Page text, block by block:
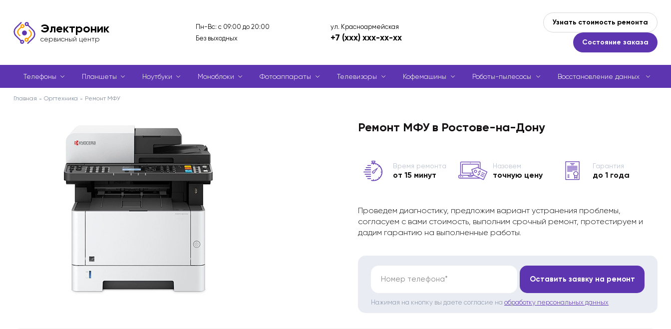
Электроник
сервисный центр
Пн-Вс: с 09:00 до 20:00
Без выходных
ул. Красноармейская
+7 (xxx) xxx-xx-xx
Узнать стоимость ремонта
Состояние заказа
Телефоны Планшеты Ноутбуки Моноблоки Фотоаппараты Телевизоры Кофемашины Роботы-пылесосы Восстановление данных
Главная Оргтехника Ремонт МФУ
Ремонт МФУ в Ростове-на-Дону
Время ремонта
от 15 минут
Назовем
точную цену
Гарантия
до 1 года
Проведем диагностику, предложим вариант устранения проблемы,
согласуем с вами стоимость, выполним срочный ремонт, протестируем и
дадим гарантию на выполненные работы.
Номер телефона* Оставить заявку на ремонт
Нажимая на кнопку вы даете согласие на обработку персональных данных